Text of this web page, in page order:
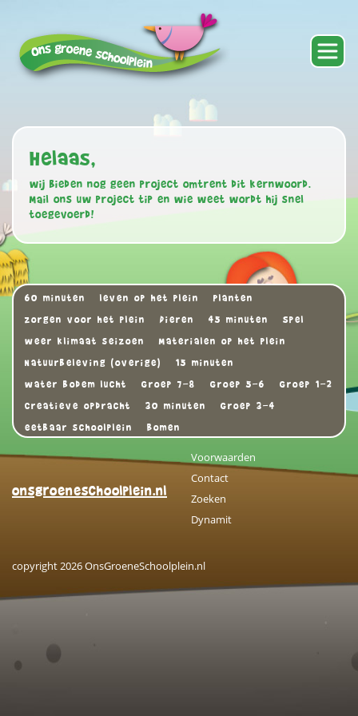
Helaas,
wij bieden nog geen project omtrent dit kernwoord.
Mail ons uw project tip en wie weet wordt hij snel
toegevoerd!
60 minuten leven op het plein
Planten
zorgen voor het plein
Dieren 45 minuten
Spel
weer klimaat seizoen
Materialen op het plein
Natuurbeleving (overige)
15 minuten
water bodem lucht
Groep 7-8 Groep 5-6
Groep 1-2
Creatieve opdracht
30 minuten
Groep 3-4
eetbaar schoolplein
Bomen
onsgroeneschoolplein.nl
Voorwaarden
Contact
Zoeken
Dynamit
copyright 2026 OnsGroeneSchoolplein.nl